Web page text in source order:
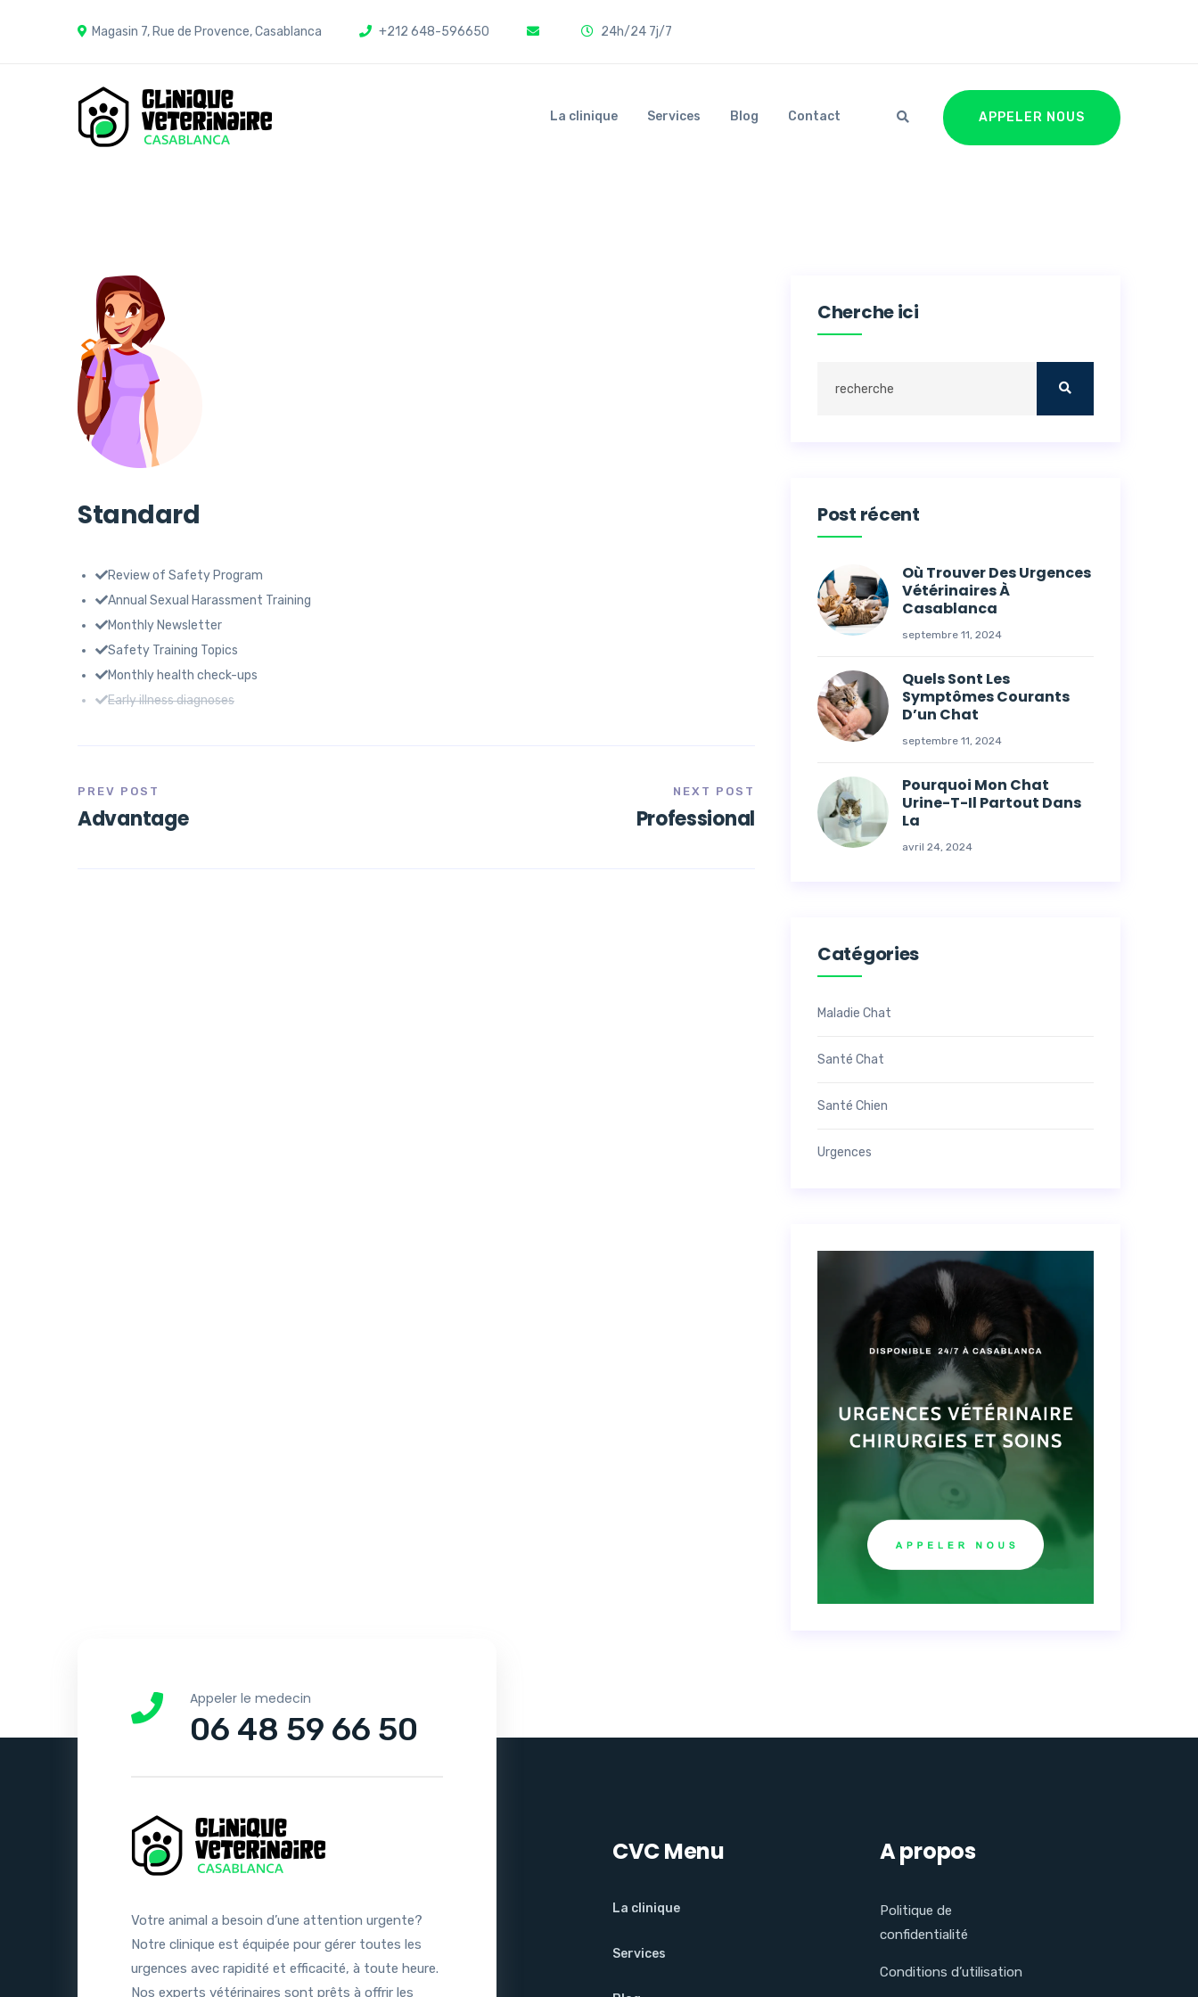
Magasin 7, Rue de Provence, Casablanca +212 648-596650 24h/24 7j/7
APPELER NOUS
La clinique Services Blog Contact
Standard
Review of Safety Program
Annual Sexual Harassment Training
Monthly Newsletter
Safety Training Topics
Monthly health check-ups
Early illness diagnoses
PREV POST
Advantage
NEXT POST
Professional
Cherche ici
Post récent
Où Trouver Des Urgences
Vétérinaires À
Casablanca
septembre 11, 2024
Quels Sont Les
Symptômes Courants
D’un Chat
septembre 11, 2024
Pourquoi Mon Chat
Urine-T-Il Partout Dans
La
avril 24, 2024
Catégories
Maladie Chat
Santé Chat
Santé Chien
Urgences
Appeler le medecin
06 48 59 66 50
Votre animal a besoin d’une attention urgente?
Notre clinique est équipée pour gérer toutes les
urgences avec rapidité et efficacité, à toute heure.
Nos experts vétérinaires sont prêts à offrir les
CVC Menu
La clinique
Services
A propos
Politique de
confidentialité
Conditions d’utilisation